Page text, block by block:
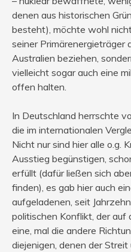
denen aus historischen
besteht), möchte wohl
seiner Primärenergieträger
Australien beziehen,
vielleicht sogar auch eine
offen halten.
In Deutschland herrschte
die im internationalen
Nicht nur sind hier alle o.g.
Ausstieg begünstigen,
erfüllt (dafür ließen sich
finden), es gab hier auch
aufgeladenen, seit
politischen Konflikt, der auf
eine, mal die andere
diejenigen, denen der